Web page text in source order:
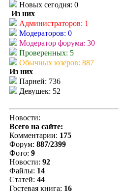
Новых сегодня: 0
Из них
Администраторов: 1
Модераторов: 0
Модератор форума: 30
Проверенных: 5
Обычных юзеров: 887
Из них
Парней: 736
Девушек: 52
Новости:
Всего на сайте:
Комментарии: 175
Форум: 887/2399
Фото: 9
Новости: 92
Файлы: 14
Статей: 44
Гостевая книга: 16